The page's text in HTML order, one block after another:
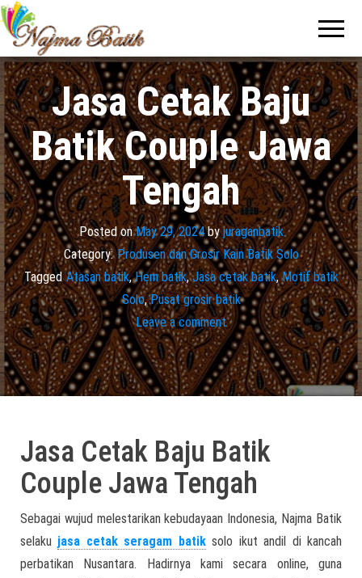
Jasa
Pembuatan
Seragam
Batik
Jasa Cetak Baju
Batik Couple Jawa
Tengah
Posted onMay 29, 2024byjuraganbatik
Category: Produsen dan Grosir Kain Batik Solo
Tagged Atasan batik,Hem batik,Jasa cetak batik,Motif batik
Solo,Pusat grosir batik
Leave a comment
Jasa Cetak Baju Batik
Couple Jawa Tengah
Sebagai wujud melestarikan kebudayaan Indonesia, Najma Batik
selaku jasa cetak seragam batiksolo ikut andil di kancah
perbatikan Nusantara. Hadirnya kami secara online, guna